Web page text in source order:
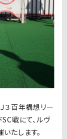
３百年構想リー
戦にて、ルヴ
たします。